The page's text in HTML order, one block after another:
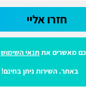
חזרו אליי
מאשרים אתתנאי השימוש
באתר. השירות ניתן בחינם!